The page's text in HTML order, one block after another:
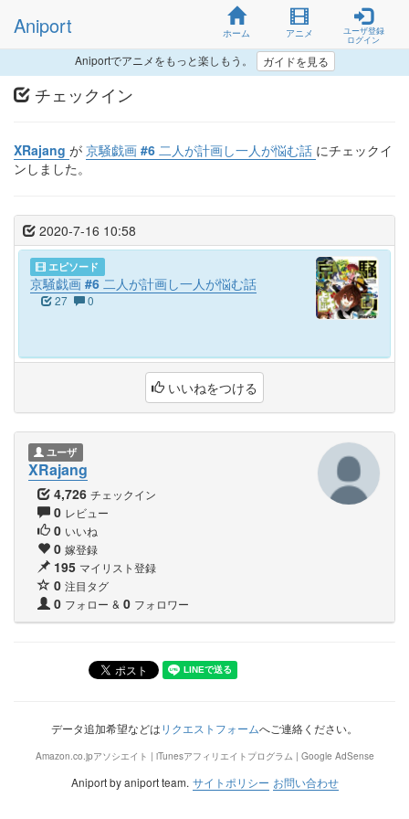
Aniport ホーム アニメ
ユーザ登録
ログイン
Aniportでアニメをもっと楽しもう。 ガイドを見る
チェックイン
XRajang が 京騒戯画 #6 二人が計画し一人が悩む話 にチェックイ
ンしました。
2020-7-16 10:58
エピソード
京騒戯画 #6 二人が計画し一人が悩む話
27 0
いいねをつける
ユーザ
XRajang
4,726 チェックイン
0 レビュー
0 いいね
0 嫁登録
195 マイリスト登録
0 注目タグ
0 フォロー & 0 フォロワー
データ追加希望などはリクエストフォームへご連絡ください。
Amazon.co.jpアソシエイト | iTunesアフィリエイトプログラム | Google AdSense
Aniport by aniport team. サイトポリシー お問い合わせ